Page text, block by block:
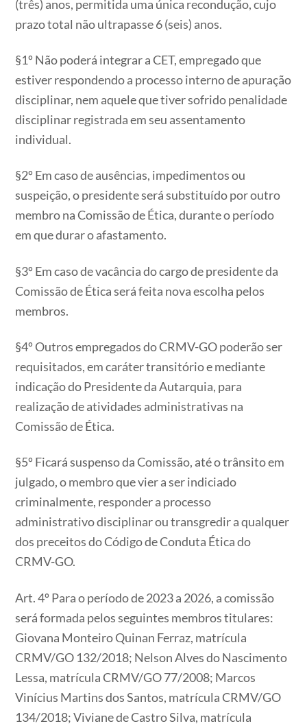
(três) anos, permitida uma única recondução, cujo
prazo total não ultrapasse 6 (seis) anos.
§1º Não poderá integrar a CET, empregado que
estiver respondendo a processo interno de apuração
disciplinar, nem aquele que tiver sofrido penalidade
disciplinar registrada em seu assentamento
individual.
§2º Em caso de ausências, impedimentos ou
suspeição, o presidente será substituído por outro
membro na Comissão de Ética, durante o período
em que durar o afastamento.
§3º Em caso de vacância do cargo de presidente da
Comissão de Ética será feita nova escolha pelos
membros.
§4º Outros empregados do CRMV-GO poderão ser
requisitados, em caráter transitório e mediante
indicação do Presidente da Autarquia, para
realização de atividades administrativas na
Comissão de Ética.
§5º Ficará suspenso da Comissão, até o trânsito em
julgado, o membro que vier a ser indiciado
criminalmente, responder a processo
administrativo disciplinar ou transgredir a qualquer
dos preceitos do Código de Conduta Ética do
CRMV-GO.
Art. 4º Para o período de 2023 a 2026, a comissão
será formada pelos seguintes membros titulares:
Giovana Monteiro Quinan Ferraz, matrícula
CRMV/GO 132/2018; Nelson Alves do Nascimento
Lessa, matrícula CRMV/GO 77/2008; Marcos
Vinícius Martins dos Santos, matrícula CRMV/GO
134/2018; Viviane de Castro Silva, matrícula